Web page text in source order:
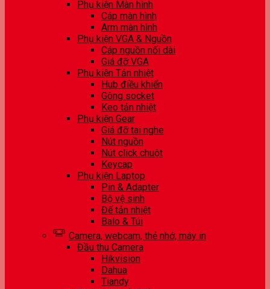
Phụ kiện Màn hình
Cáp màn hình
Arm màn hình
Phụ kiện VGA & Nguồn
Cáp nguồn nối dài
Giá đỡ VGA
Phụ kiện Tản nhiệt
Hub điều khiển
Gông socket
Keo tản nhiệt
Phụ kiện Gear
Giá đỡ tai nghe
Nút nguồn
Nút click chuột
Keycap
Phụ kiện Laptop
Pin & Adapter
Bộ vệ sinh
Đế tản nhiệt
Balo & Túi
Camera, webcam, thẻ nhớ, máy in
Đầu thu Camera
Hikvision
Dahua
Tiandy